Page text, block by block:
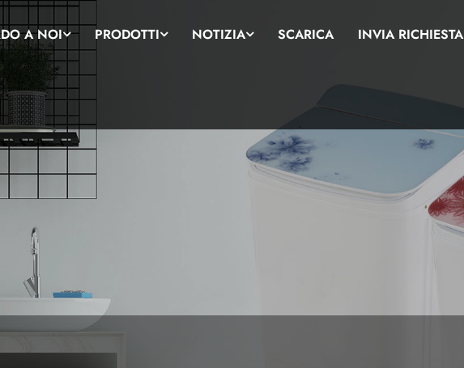
A NOI PRODOTTI NOTIZIA SCARICA INVIA RICHIESTA